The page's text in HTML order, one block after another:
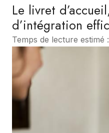
Le livret
d’intégration
Temps de lecture estimé